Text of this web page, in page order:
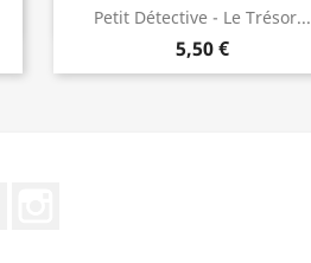
Petit Détective - Le Trésor...
5,50 €
Aperçu rapide